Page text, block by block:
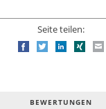
Seite teilen:
FacebookTwitterLinkedIn
Xing
BEWERTUNGEN